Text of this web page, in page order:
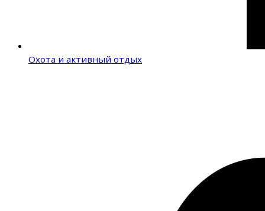
Охота и активный отдых